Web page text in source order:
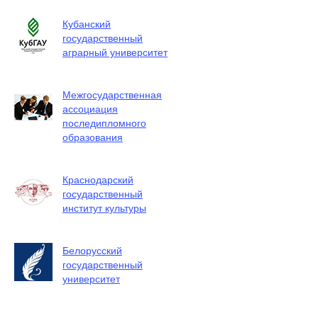
Кубанский
государственный
аграрный университет
Межгосударственная
ассоциация
последипломного
образования
Краснодарский
государственный
институт культуры
Белорусский
государственный
университет